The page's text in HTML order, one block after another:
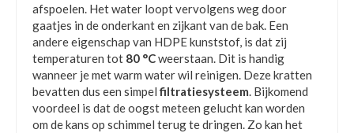
afspoelen. Het water loopt vervolgens weg door
gaatjes in de onderkant en zijkant van de bak. Een
andere eigenschap van HDPE kunststof, is dat zij
temperaturen tot 80 °Cweerstaan. Dit is handig
wanneer je met warm water wil reinigen. Deze kratten
bevatten dus een simpelfiltratiesysteem. Bijkomend
voordeel is dat de oogst meteen gelucht kan worden
om de kans op schimmel terug te dringen. Zo kan het